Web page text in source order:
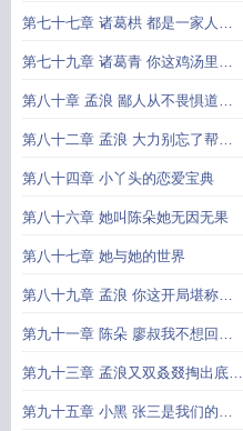
队耍赖皮
第七十七章 诸葛栱 都是一家人喊
舅舅就行
第七十九章 诸葛青 你这鸡汤里怎
么有股屁味
第八十章 孟浪 鄙人从不畏惧道德
绑架
第八十二章 孟浪 大力别忘了帮我
记一下加班
第八十四章 小丫头的恋爱宝典
第八十六章 她叫陈朵她无因无果
第八十七章 她与她的世界
第八十九章 孟浪 你这开局堪称横
空出殡
第九十一章 陈朵 廖叔我不想回去
了
第九十三章 孟浪又双叒叕掏出底牌
了
第九十五章 小黑 张三是我们的巨